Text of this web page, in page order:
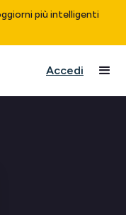
più intelligenti
Accedi